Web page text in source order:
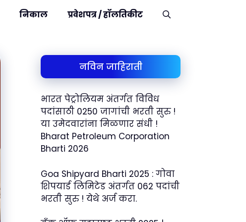
निकाल प्रवेशपत्र / हॉलतिकीट
नविन जाहिराती
भारत पेट्रोलियम अंतर्गत विविध
पदांसाठी 0250 जागांची भरती सुरु !
या उमेदवारांना मिळणार संधी !
Bharat Petroleum Corporation
Bharti 2026
Goa Shipyard Bharti 2025 : गोवा
शिपयार्ड लिमिटेड अंतर्गत 062 पदांची
भरती सुरु ! येथे अर्ज करा.